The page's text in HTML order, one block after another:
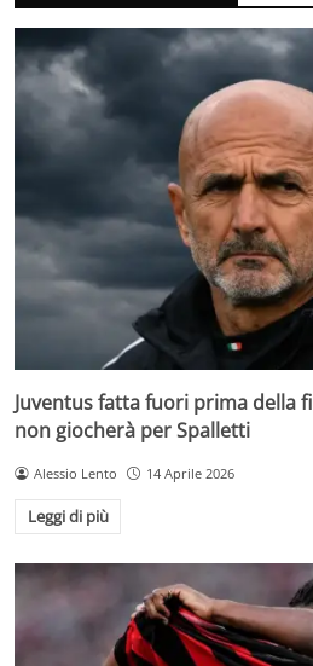
Juventus fatta fuori prima della
non giocherà per Spalletti
Alessio Lento 14 Aprile 2026
Leggi di più